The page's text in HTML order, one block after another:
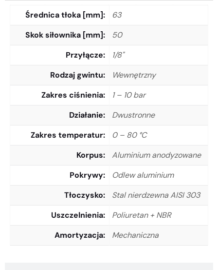
Średnica tłoka [mm]
63
Skok siłownika [mm]
50
Przyłącze
1/8"
Rodzaj gwintu
Wewnętrzny
Zakres ciśnienia
1 – 10 bar
Działanie
Dwustronne
Zakres temperatur
0 – 80 °C
Korpus
Aluminium anodyzowane
Pokrywy
Odlew aluminium
Tłoczysko
Stal nierdzewna AISI 303
Uszczelnienia
Poliuretan + NBR
Amortyzacja
Mechaniczna